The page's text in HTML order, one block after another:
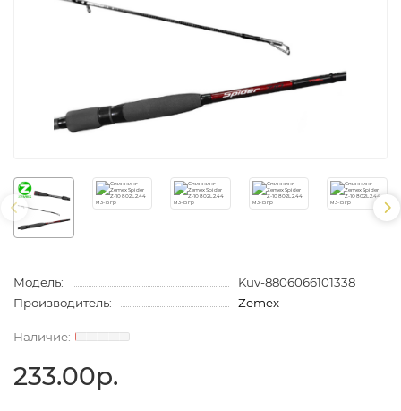
Модель:
Kuv-8806066101338
Производитель:
Zemex
233.00р.